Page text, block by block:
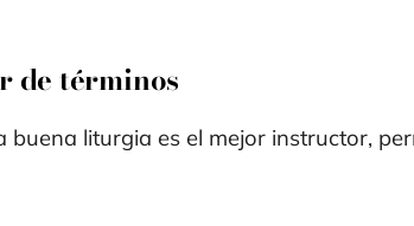
de términos
buena liturgia es el mejor instructor,